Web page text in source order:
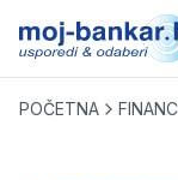
POČETNA